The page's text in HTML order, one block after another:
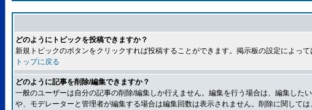
どのようにトピックを投稿できますか？
新規トピックのボタンをクリックすれば投稿することができます。掲示板の設定によっ
トップに戻る
どのように記事を削除/編集できますか？
一般のユーザーは自分の記事の削除/編集しか行えません。編集を行う場合は、編集し
や、モデレーターと管理者が編集する場合は編集回数は表示されません。削除に関して